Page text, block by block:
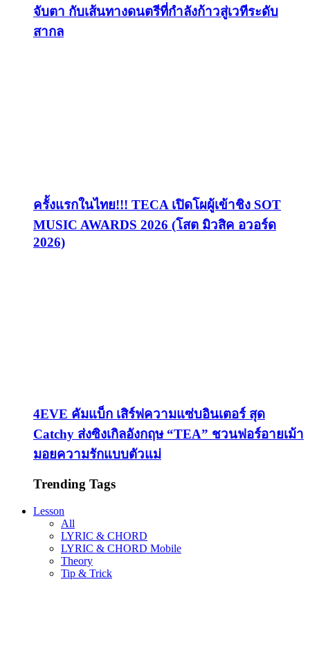
จับตา กับเส้นทางดนตรีที่กำลังก้าวสู่เวทีระดับ
สากล
ครั้งแรกในไทย!!! TECA เปิดโผผู้เข้าชิง SOT
MUSIC AWARDS 2026 (โสต มิวสิค อวอร์ด
2026)
4EVE คัมแบ็ก เสิร์ฟความแซ่บอินเตอร์ สุด
Catchy ส่งซิงเกิลอังกฤษ “TEA” ชวนฟอร์อายเม้า
มอยความรักแบบตัวแม่
Trending Tags
Lesson
All
LYRIC & CHORD
LYRIC & CHORD Mobile
Theory
Tip & Trick